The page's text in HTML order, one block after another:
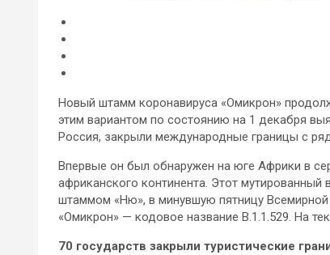
Новый штамм коронавируса «Омикрон»
этим вариантом по состоянию на 1 декабря
Россия, закрыли международные границы с
Впервые он был обнаружен на юге Африки в
африканского континента. Этот
штаммом «Ню», в минувшую пятницу
«Омикрон» — кодовое название B.1.1.529. На
70 государств закрыли туристические